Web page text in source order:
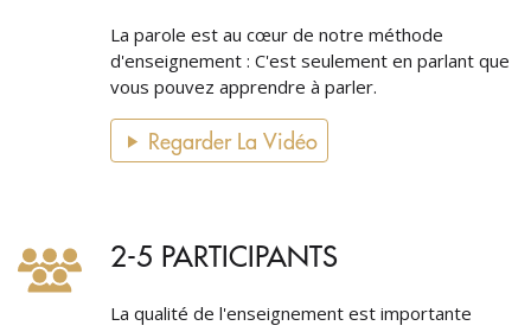
La parole est au cœur de notre méthode
d'enseignement : C'est seulement en parlant que
vous pouvez apprendre à parler.
Regarder La Vidéo
2-5 PARTICIPANTS
La qualité de l'enseignement est importante